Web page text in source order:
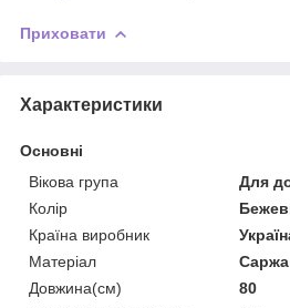
Приховати
Характеристики
Основні
Вікова група
Для
Колір
Країна виробник
Матеріал
Саржа
Довжина(см)
80